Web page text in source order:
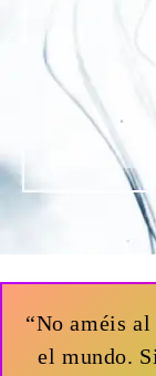
“No améis al
el mundo.